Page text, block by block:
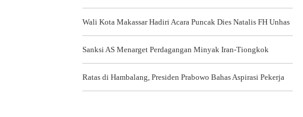
Wali Kota Makassar Hadiri Acara Puncak Dies Natalis FH Unhas
Sanksi AS Menarget Perdagangan Minyak Iran-Tiongkok
Ratas di Hambalang, Presiden Prabowo Bahas Aspirasi Pekerja